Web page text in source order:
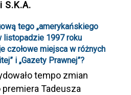
S.K.A.
tego „amerykańskiego
listopadzie 1997 roku
czołowe miejsca w różnych
i „Gazety Prawnej”?
tempo zmian
Tadeusza